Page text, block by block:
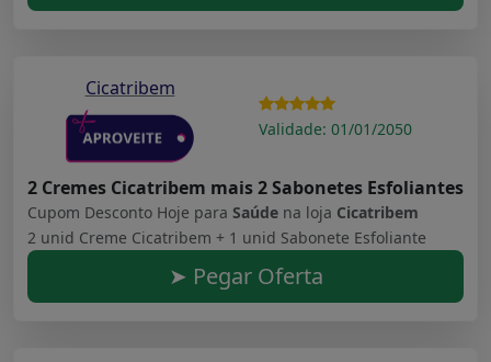
Cicatribem
Validade: 01/01/2050
2 Cremes Cicatribem mais 2 Sabonetes Esfoliantes
Cupom Desconto Hoje para Saúde na loja Cicatribem
2 unid Creme Cicatribem + 1 unid Sabonete Esfoliante
➤ Pegar Oferta